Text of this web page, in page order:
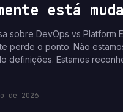
está
sobre DevOps vs Platform
perde o ponto. Não
definições. Estamos
de 2026